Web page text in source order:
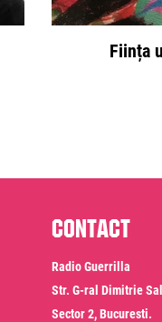
Ființa
Contact
Radio Guerrilla
Str. G-ral Dimitrie
Sector 2, Bucuresti.